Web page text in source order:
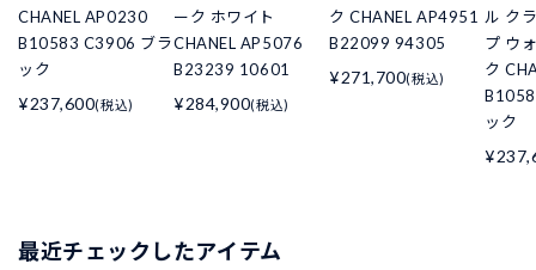
CHANEL AP0230
B10583 C3906 ブラ
ック
¥237,600(税込)
ーク ホワイト
CHANEL AP5076
B23239 10601
¥284,900(税込)
ク CHANEL AP4951
B22099 94305
¥271,700(税込)
ル ク
プ ウ
ク
ック
最近チェックしたアイテム